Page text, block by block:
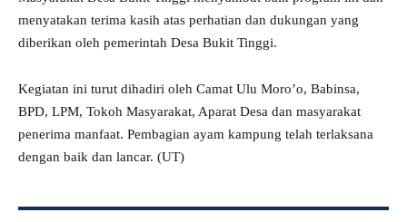
menyatakan terima kasih atas perhatian dan dukungan yang
diberikan oleh pemerintah Desa Bukit Tinggi.
Kegiatan ini turut dihadiri oleh Camat Ulu Moro’o, Babinsa,
BPD, LPM, Tokoh Masyarakat, Aparat Desa dan masyarakat
penerima manfaat. Pembagian ayam kampung telah terlaksana
dengan baik dan lancar. (UT)